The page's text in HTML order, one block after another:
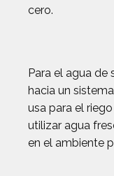
cero.
Para el agua de
hacia un
usa para el
utilizar agua
en el ambiente